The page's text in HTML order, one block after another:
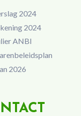
2024
2024
ANBI
2026